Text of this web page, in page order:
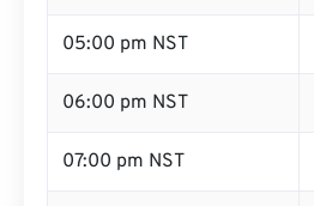
05:00 pm NST
06:00 pm NST
07:00 pm NST